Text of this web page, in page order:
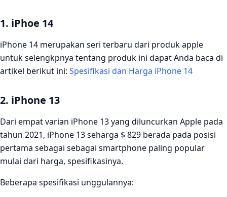
1. iPhoe 14
iPhone 14 merupakan seri terbaru dari produk apple
untuk selengkpnya tentang produk ini dapat Anda baca di
artikel berikut ini: Spesifikasi dan Harga iPhone 14
2. iPhone 13
Dari empat varian iPhone 13 yang diluncurkan Apple pada
tahun 2021, iPhone 13 seharga $ 829 berada pada posisi
pertama sebagai sebagai smartphone paling popular
mulai dari harga, spesifikasinya.
Beberapa spesifikasi unggulannya: